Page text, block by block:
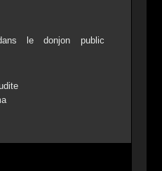
le donjon public